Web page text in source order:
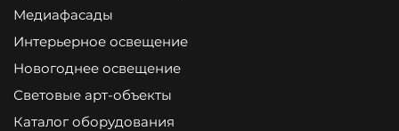
Медиафасады
Интерьерное освещение
Новогоднее освещение
Световые арт-объекты
Каталог оборудования